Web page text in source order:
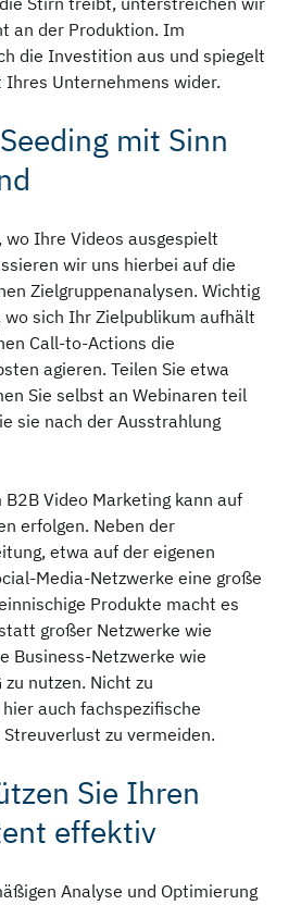
an der Produktion. Im
die Investition aus und spiegelt
Unternehmens wider.
mit Sinn
wo Ihre Videos ausgespielt
wir uns hierbei auf die
Zielgruppenanalysen. Wichtig
wo sich Ihr Zielpublikum aufhält
Call-to-Actions die
agieren. Teilen Sie etwa
Sie selbst an Webinaren teil
sie nach der Ausstrahlung
B2B Video Marketing kann auf
erfolgen. Neben der
etwa auf der eigenen
Media-Netzwerke eine große
Produkte macht es
großer Netzwerke wie
Business-Netzwerke wie
nutzen. Nicht zu
auch fachspezifische
zu vermeiden.
Sie Ihren
effektiv
Analyse und Optimierung